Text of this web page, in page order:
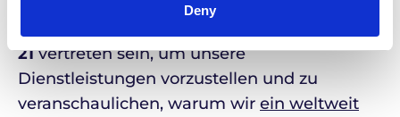
Deny
21vertreten sein, um unsere
Dienstleistungen vorzustellen und zu
veranschaulichen, warum wir ein weltweit